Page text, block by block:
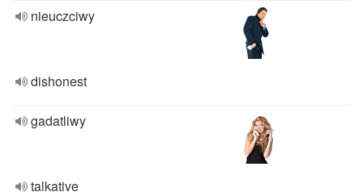
nieuczciwy
dishonest
gadatliwy
talkative